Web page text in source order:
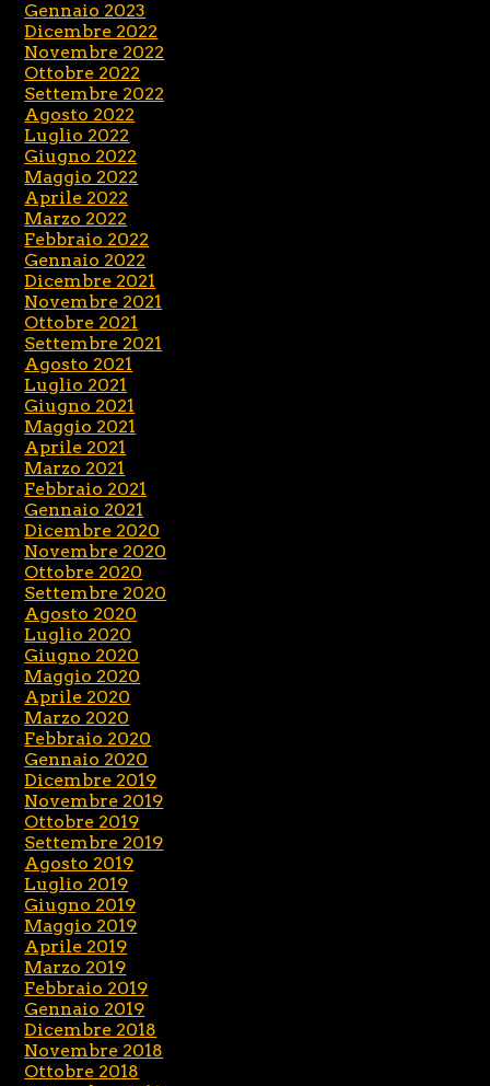
Gennaio 2023
Dicembre 2022
Novembre 2022
Ottobre 2022
Settembre 2022
Agosto 2022
Luglio 2022
Giugno 2022
Maggio 2022
Aprile 2022
Marzo 2022
Febbraio 2022
Gennaio 2022
Dicembre 2021
Novembre 2021
Ottobre 2021
Settembre 2021
Agosto 2021
Luglio 2021
Giugno 2021
Maggio 2021
Aprile 2021
Marzo 2021
Febbraio 2021
Gennaio 2021
Dicembre 2020
Novembre 2020
Ottobre 2020
Settembre 2020
Agosto 2020
Luglio 2020
Giugno 2020
Maggio 2020
Aprile 2020
Marzo 2020
Febbraio 2020
Gennaio 2020
Dicembre 2019
Novembre 2019
Ottobre 2019
Settembre 2019
Agosto 2019
Luglio 2019
Giugno 2019
Maggio 2019
Aprile 2019
Marzo 2019
Febbraio 2019
Gennaio 2019
Dicembre 2018
Novembre 2018
Ottobre 2018